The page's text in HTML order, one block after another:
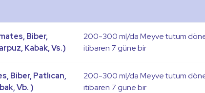
Biber,
Kabak, Vs.)
200-300 ml/da Meyve tutum
itibaren 7 güne bir
Biber, Patlıcan,
Vb. )
200-300 ml/da Meyve tutum
itibaren 7 güne bir